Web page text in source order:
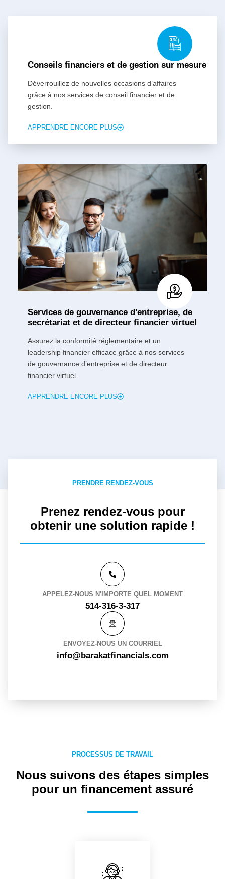
Conseils financiers et de gestion sur mesure
Déverrouillez de nouvelles occasions d’affaires
grâce à nos services de conseil financier et de
gestion.
APPRENDRE ENCORE PLUS
Services de gouvernance d'entreprise, de
secrétariat et de directeur financier virtuel
Assurez la conformité réglementaire et un
leadership financier efficace grâce à nos services
de gouvernance d’entreprise et de directeur
financier virtuel.
APPRENDRE ENCORE PLUS
PRENDRE RENDEZ-VOUS
Prenez rendez-vous pour
obtenir une solution rapide !
APPELEZ-NOUS N'IMPORTE QUEL MOMENT
514-316-3-317
ENVOYEZ-NOUS UN COURRIEL
info@barakatfinancials.com
PROCESSUS DE TRAVAIL
Nous suivons des étapes simples
pour un financement assuré